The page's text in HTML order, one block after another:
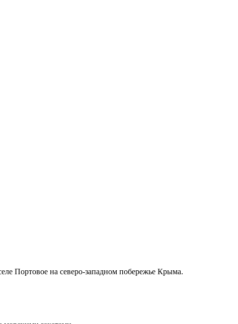
Портовое на северо-западном побережье Крыма.